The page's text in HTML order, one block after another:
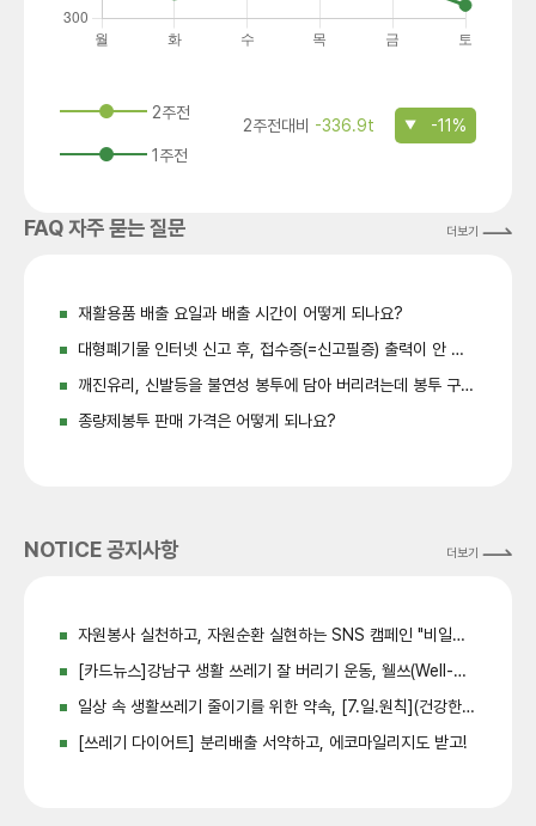
2주전
1주전
2주전대비 -336.9t -11%
FAQ 자주 묻는 질문 더보기
재활용품 배출 요일과 배출 시간이 어떻게 되나요?
대형폐기물 인터넷 신고 후, 접수증(=신고필증) 출력이 안 되는 경우 어떻게 배출하나요?
깨진유리, 신발등을 불연성 봉투에 담아 버리려는데 봉투 구입처는 어디인가요?
종량제봉투 판매 가격은 어떻게 되나요?
NOTICE 공지사항 더보기
자원봉사 실천하고, 자원순환 실현하는 SNS 캠페인 "비일비재" 참여해주세요!
[카드뉴스]강남구 생활 쓰레기 잘 버리기 운동, 웰쓰(Well-쓰레기 버리기) 함께해요
일상 속 생활쓰레기 줄이기를 위한 약속, [7.일.원칙](건강한 자원순환, 웰쓰)
[쓰레기 다이어트] 분리배출 서약하고, 에코마일리지도 받고!